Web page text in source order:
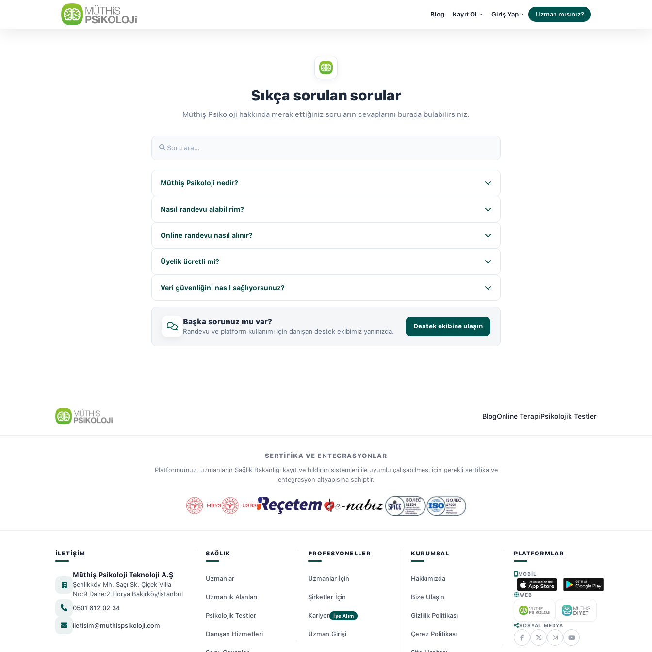
Blog Kayıt Ol Giriş Yap Uzman mısınız?
Sıkça sorulan sorular
Müthiş Psikoloji hakkında merak ettiğiniz soruların cevaplarını burada bulabilirsiniz.
Müthiş Psikoloji nedir?
Nasıl randevu alabilirim?
Online randevu nasıl alınır?
Üyelik ücretli mi?
Veri güvenliğini nasıl sağlıyorsunuz?
Başka sorunuz mu var?
Randevu ve platform kullanımı için danışan destek ekibimiz yanınızda.
Destek ekibine ulaşın
BlogOnline TerapiPsikolojik Testler
SERTIFIKA VE ENTEGRASYONLAR
Platformumuz, uzmanların Sağlık Bakanlığı kayıt ve bildirim sistemleri ile uyumlu çalışabilmesi için gerekli sertifika ve
entegrasyon altyapısına sahiptir.
İLETIŞIM
Müthiş Psikoloji Teknoloji A.Ş
Şenlikköy Mh. Saçı Sk. Çiçek Villa
No:9 Daire:2 Florya Bakırköy/İstanbul
0501 612 02 34
iletisim@muthispsikoloji.com
SAĞLIK
Uzmanlar
Uzmanlık Alanları
Psikolojik Testler
Danışan Hizmetleri
PROFESYONELLER
Uzmanlar İçin
Şirketler İçin
Kariyer İşe Alım
Uzman Girişi
KURUMSAL
Hakkımızda
Bize Ulaşın
Gizlilik Politikası
Çerez Politikası
PLATFORMLAR
MOBIL
WEB
SOSYAL MEDYA